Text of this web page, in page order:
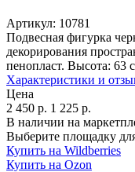
Артикул: 10781
Подвесная фигурка
декорирования
пенопласт. Высота: 63
Характеристики и
Цена
2 450 р. 1 225 р.
В наличии на
Выберите площадку
Купить на Wildberries
Купить на Ozon